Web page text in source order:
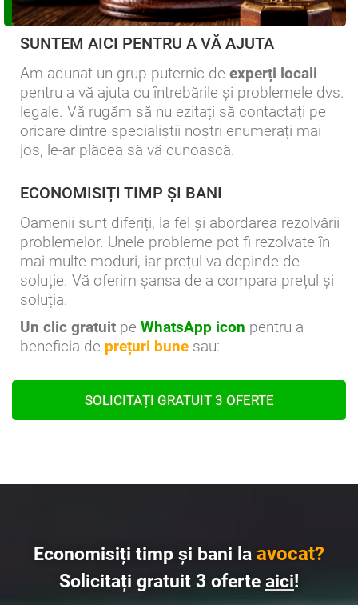
SUNTEM AICI PENTRU A VĂ AJUTA
Am adunat un grup puternic de experți locali
pentru a vă ajuta cu întrebările și problemele dvs.
legale. Vă rugăm să nu ezitați să contactați pe
oricare dintre specialiștii noștri enumerați mai
jos, le-ar plăcea să vă cunoască.
ECONOMISIȚI TIMP ȘI BANI
Oamenii sunt diferiți, la fel și abordarea rezolvării
problemelor. Unele probleme pot fi rezolvate în
mai multe moduri, iar prețul va depinde de
soluție. Vă oferim șansa de a compara prețul și
soluția.
Un clic gratuit pe WhatsApp icon pentru a
beneficia de prețuri bune sau:
SOLICITAȚI GRATUIT 3 OFERTE
Economisiți timp și bani la avocat?
Solicitați gratuit 3 oferte aici!